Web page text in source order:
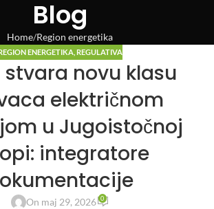
Blog
Home Region energetika
ENERGETIKA, REGULATIVA
stvara novu klasu
električnom
u Jugoistočnoj
integratore
On maj 29, 2026 0